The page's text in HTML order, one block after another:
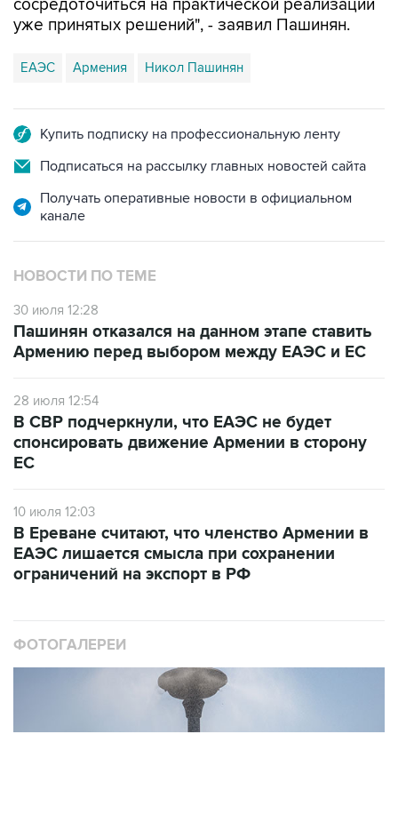
ЕАЭС Армения Никол Пашинян
Подписаться на рассылку главных новостей сайта
Получать оперативные новости в официальном
НОВОСТИ ПО ТЕМЕ
30 июля 12:28
Армению перед выбором между ЕАЭС и ЕС
28 июля 12:54
спонсировать движение Армении в сторону
ЕС
ЕАЭС лишается смысла при сохранении
ограничений на экспорт в РФ